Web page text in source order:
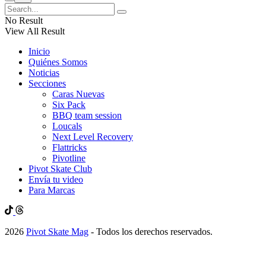
No Result
View All Result
Inicio
Quiénes Somos
Noticias
Secciones
Caras Nuevas
Six Pack
BBQ team session
Loucals
Next Level Recovery
Flattricks
Pivotline
Pivot Skate Club
Envía tu video
Para Marcas
2026 Pivot Skate Mag - Todos los derechos reservados.